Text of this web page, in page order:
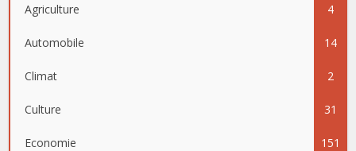
Agriculture 4
Automobile 14
Climat 2
Culture 31
Economie 151